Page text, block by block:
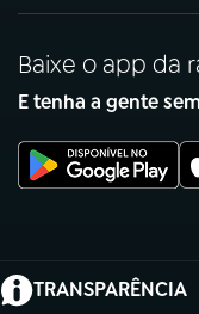
Baixe o app da
E tenha a gente
TRANSPARÊNCIA
(abre em nova aba)